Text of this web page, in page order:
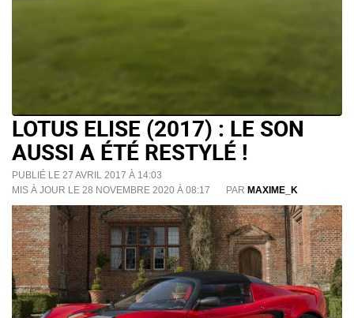
LOTUS ELISE (2017) : LE SON
AUSSI A ÉTÉ RESTYLÉ !
PUBLIÉ LE 27 AVRIL 2017 À 14:03
MIS À JOUR LE 28 NOVEMBRE 2020 À 08:17
PAR MAXIME_K